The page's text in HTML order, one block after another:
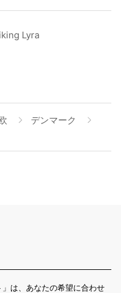
Lyra
デンマーク
は、あなたの希望に合わせ